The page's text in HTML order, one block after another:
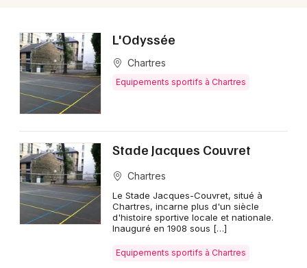
L'Odyssée
Chartres
Equipements sportifs à Chartres
Stade Jacques Couvret
Chartres
Le Stade Jacques-Couvret, situé à
Chartres, incarne plus d'un siècle
d'histoire sportive locale et nationale.
Inauguré en 1908 sous […]
Equipements sportifs à Chartres